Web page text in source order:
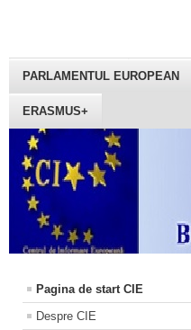
PARLAMENTUL EUROPEAN
ERASMUS+
Pagina de start CIE
Despre CIE